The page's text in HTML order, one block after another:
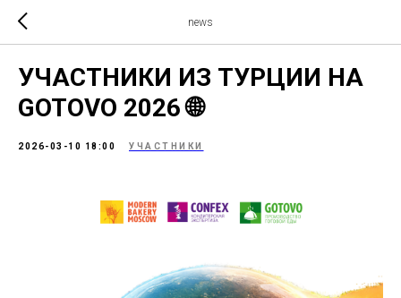
news
УЧАСТНИКИ ИЗ ТУРЦИИ НА
GOTOVO 2026 🌐
2026-03-10 18:00 УЧАСТНИКИ